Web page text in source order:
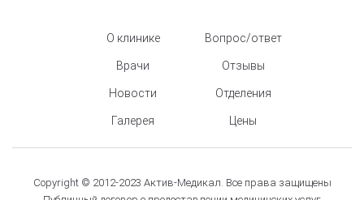
О клинике
Врачи
Новости
Галерея
Вопрос/ответ
Отзывы
Отделения
Цены
Copyright © 2012-2023 Актив-Медикал. Все права защищены